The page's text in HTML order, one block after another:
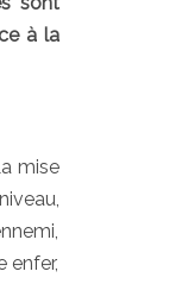
à la
mise
enfer,